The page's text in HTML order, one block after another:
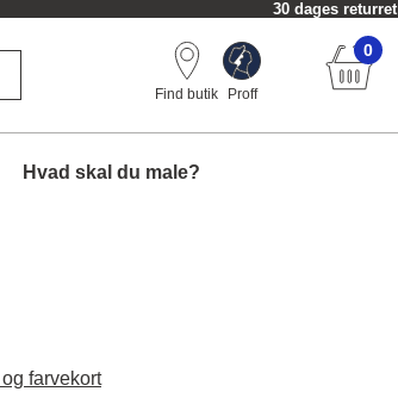
30 dages returret
Find butik Proff
0
Hvad skal du male?
farvekort